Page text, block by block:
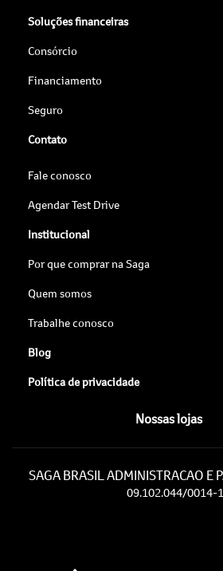
Soluções financeiras
Consórcio
Financiamento
Seguro
Contato
Fale conosco
Agendar Test Drive
Institucional
Por que comprar na Saga
Quem somos
Trabalhe conosco
Blog
Política de privacidade
Nossas lojas
SAGA BRASIL ADMINISTRACAO E
09.102.044/0014-